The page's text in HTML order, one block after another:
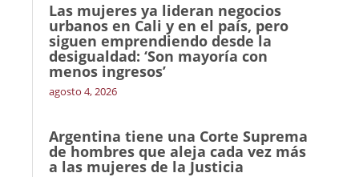
Las mujeres ya lideran negocios
urbanos en Cali y en el país, pero
siguen emprendiendo desde la
desigualdad: ‘Son mayoría con
menos ingresos’
agosto 4, 2026
Argentina tiene una Corte Suprema
de hombres que aleja cada vez más
a las mujeres de la Justicia